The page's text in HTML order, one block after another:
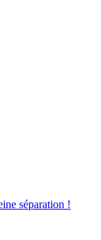
séparation !